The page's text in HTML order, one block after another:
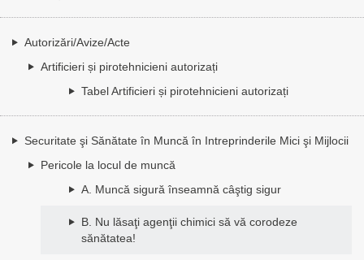
Autorizări/Avize/Acte
Artificieri și pirotehnicieni autorizați
Tabel Artificieri și pirotehnicieni autorizați
Securitate şi Sănătate în Muncă în Intreprinderile Mici şi Mijlocii
Pericole la locul de muncă
A. Muncă sigură înseamnă câştig sigur
B. Nu lăsaţi agenţii chimici să vă corodeze
sănătatea!